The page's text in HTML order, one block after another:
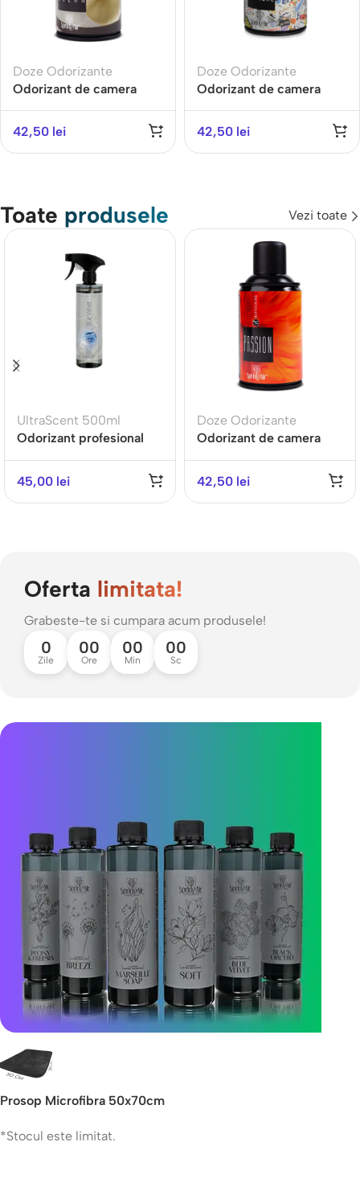
Doze Odorizante
Odorizant de camera
AROMATHERAPY
42,50 lei
Doze Odorizante
Odorizant de camera
PREMIUM
42,50 lei
Toate produsele Vezi toate
UltraScent 500ml
Odorizant profesional
BLUE VELVET-Gama
Aromatherapy
45,00 lei
Doze Odorizante
Odorizant de camera
REFRESHING
42,50 lei
Oferta limitata!
Grabeste-te si cumpara acum produsele!
0
Zile
00
Ore
00
Min
00
Sc
Parfum rufe concentrat
Pentru masina de spalat, doar 49.99 RON
Prosop Microfibra 50x70cm
*Stocul este limitat.